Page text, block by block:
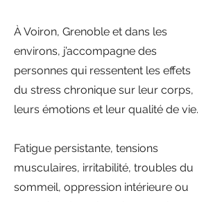
À Voiron, Grenoble et dans les
environs, j’accompagne des
personnes qui ressentent les effets
du stress chronique sur leur corps,
leurs émotions et leur qualité de vie.
Fatigue persistante, tensions
musculaires, irritabilité, troubles du
sommeil, oppression intérieure ou